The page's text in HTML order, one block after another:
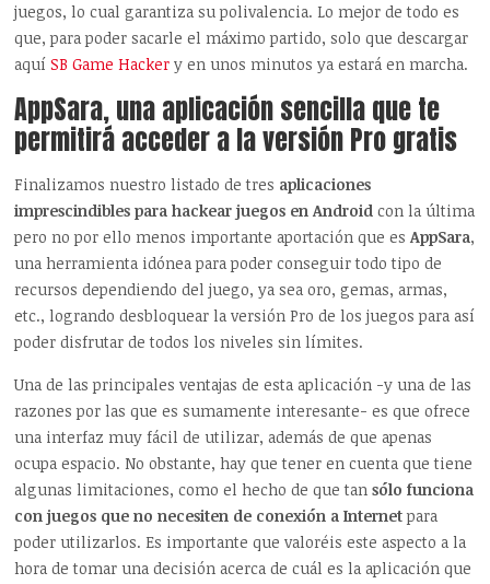
juegos, lo cual garantiza su polivalencia. Lo mejor de todo es
que, para poder sacarle el máximo partido, solo que descargar
aquí SB Game Hacker y en unos minutos ya estará en marcha.
AppSara, una aplicación sencilla que te
permitirá acceder a la versión Pro gratis
Finalizamos nuestro listado de tres aplicaciones
imprescindibles para hackear juegos en Android con la última
pero no por ello menos importante aportación que esAppSara,
una herramienta idónea para poder conseguir todo tipo de
recursos dependiendo del juego, ya sea oro, gemas, armas,
etc., logrando desbloquear la versión Pro de los juegos para así
poder disfrutar de todos los niveles sin límites.
Una de las principales ventajas de esta aplicación -y una de las
razones por las que es sumamente interesante- es que ofrece
una interfaz muy fácil de utilizar, además de que apenas
ocupa espacio. No obstante, hay que tener en cuenta que tiene
algunas limitaciones, como el hecho de que tansólo funciona
con juegos que no necesiten de conexión a Internetpara
poder utilizarlos. Es importante que valoréis este aspecto a la
hora de tomar una decisión acerca de cuál es la aplicación que